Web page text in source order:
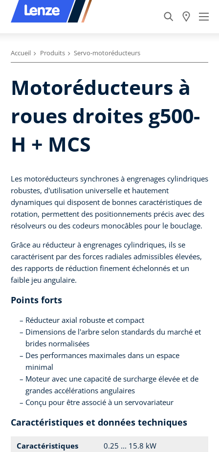
Accueil Produits Servo-motoréducteurs
Motoréducteurs à
roues droites g500-
H + MCS
Les motoréducteurs synchrones à engrenages cylindriques
robustes, d'utilisation universelle et hautement
dynamiques qui disposent de bonnes caractéristiques de
rotation, permettent des positionnements précis avec des
résolveurs ou des codeurs monocâbles pour le bouclage.
Grâce au réducteur à engrenages cylindriques, ils se
caractérisent par des forces radiales admissibles élevées,
des rapports de réduction finement échelonnés et un
faible jeu angulaire.
Points forts
Réducteur axial robuste et compact
Dimensions de l'arbre selon standards du marché et
brides normalisées
Des performances maximales dans un espace
minimal
Moteur avec une capacité de surcharge élevée et de
grandes accélérations angulaires
Conçu pour être associé à un servovariateur
Caractéristiques et données techniques
Caractéristiques
0.25 ... 15.8 kW